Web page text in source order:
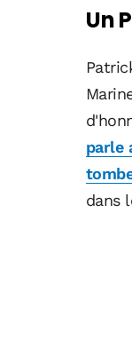
Un
parle
dans